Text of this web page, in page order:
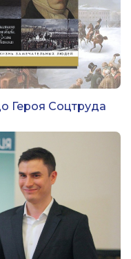
Героя Соцтруда